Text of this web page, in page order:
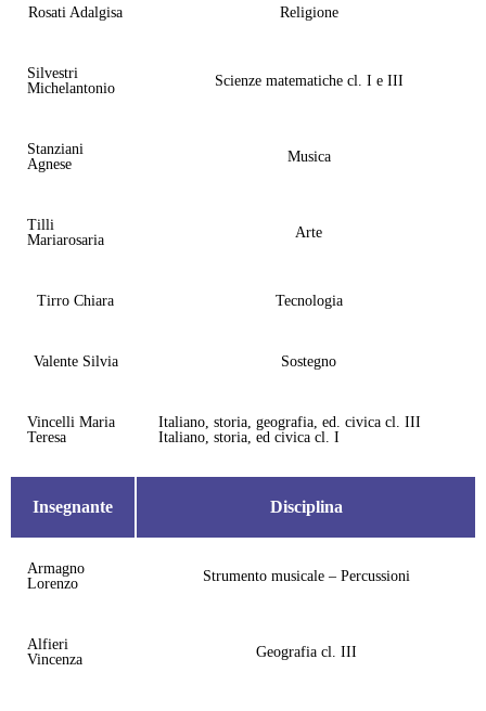
Rosati Adalgisa Religione
Silvestri
Michelantonio
Scienze matematiche cl. I e III
Stanziani
Agnese
Musica
Tilli
Mariarosaria
Arte
Tirro Chiara Tecnologia
Valente Silvia Sostegno
Vincelli Maria
Teresa
Italiano, storia, geografia, ed. civica cl. III
Italiano, storia, ed civica cl. I
Insegnante Disciplina
Armagno
Lorenzo
Strumento musicale – Percussioni
Alfieri
Vincenza
Geografia cl. III